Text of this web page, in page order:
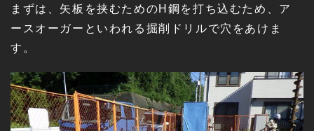
まずは、矢板を挟むためのH鋼を打ち込むため、ア
ースオーガーといわれる掘削ドリルで穴をあけま
す。